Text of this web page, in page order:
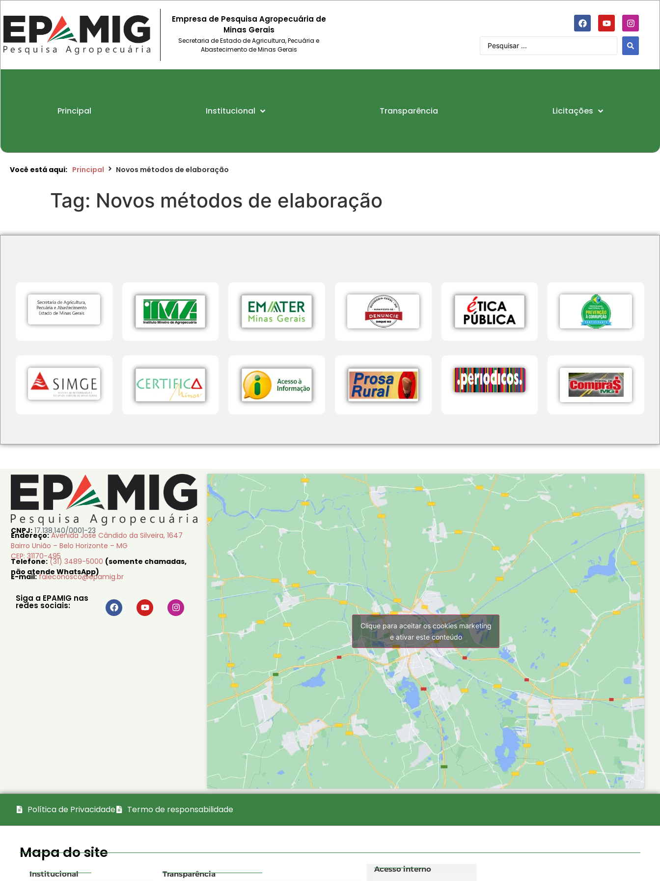
Empresa de Pesquisa Agropecuária de
Minas Gerais
Secretaria de Estado de Agricultura, Pecuária e
Abastecimento de Minas Gerais
Principal Institucional Transparência Licitações
Você está aqui: Principal Novos métodos de elaboração
Tag: Novos métodos de elaboração
CNPJ: 17.138.140/0001-23
Endereço: Avenida José Cândido da Silveira, 1647
Bairro União – Belo Horizonte – MG
CEP: 31170-495
Telefone: (31) 3489-5000 (somente chamadas,
não atende WhatsApp)
E-mail: faleconosco@epamig.br
Siga a EPAMIG nas
redes sociais:
Clique para aceitar os cookies marketing
e ativar este conteúdo
Política de Privacidade Termo de responsabilidade
Mapa do site
Institucional Transparência
Acesso interno